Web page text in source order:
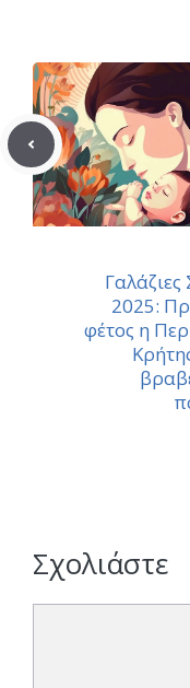
Γαλάζιες
2025:
φέτος η
Σχολιάστε